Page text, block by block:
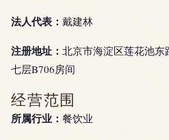
法人代表： 戴建林
注册地址： 北京市海淀区莲花池
七层B706房间
经营范围
所属行业： 餐饮业